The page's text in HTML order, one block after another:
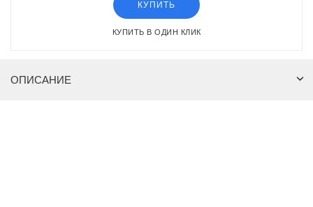
КУПИТЬ
КУПИТЬ В ОДИН КЛИК
ОПИСАНИЕ